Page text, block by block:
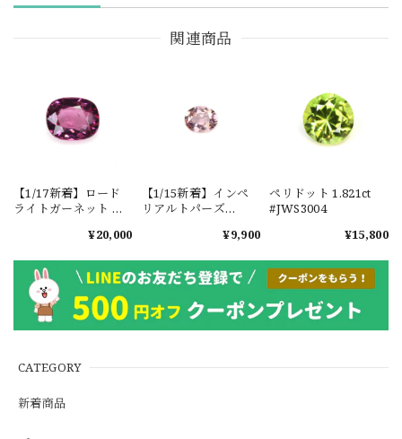
CATEGORY
新着商品
関連商品
【1/17新着】ロード
ライトガーネット タ
1.601ct【ソーティン
¥20,000
【1/15新着】インペ
リアルトパーズ
¥9,900
ペリドット 1.821ct
#JWS3004
¥15,800